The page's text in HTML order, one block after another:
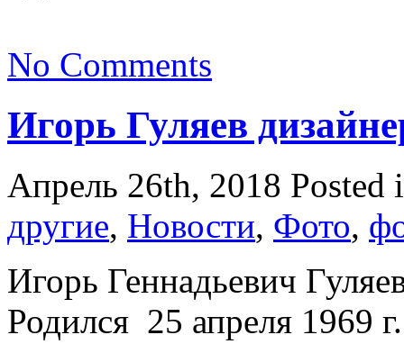
No Comments
Игорь Гуляев
Апрель 26th, 2018 Posted
другие, Новости, Фото,
Игорь Геннадьевич
Родился 25 апреля 1969 г.